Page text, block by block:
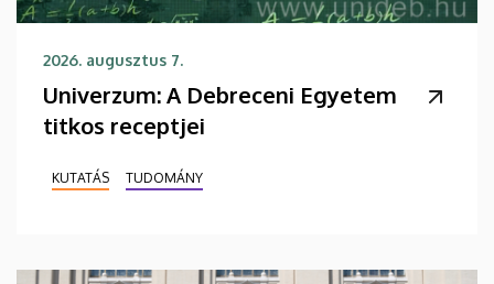
2026. augusztus 7.
Univerzum: A Debreceni Egyetem
titkos receptjei
KUTATÁS TUDOMÁNY